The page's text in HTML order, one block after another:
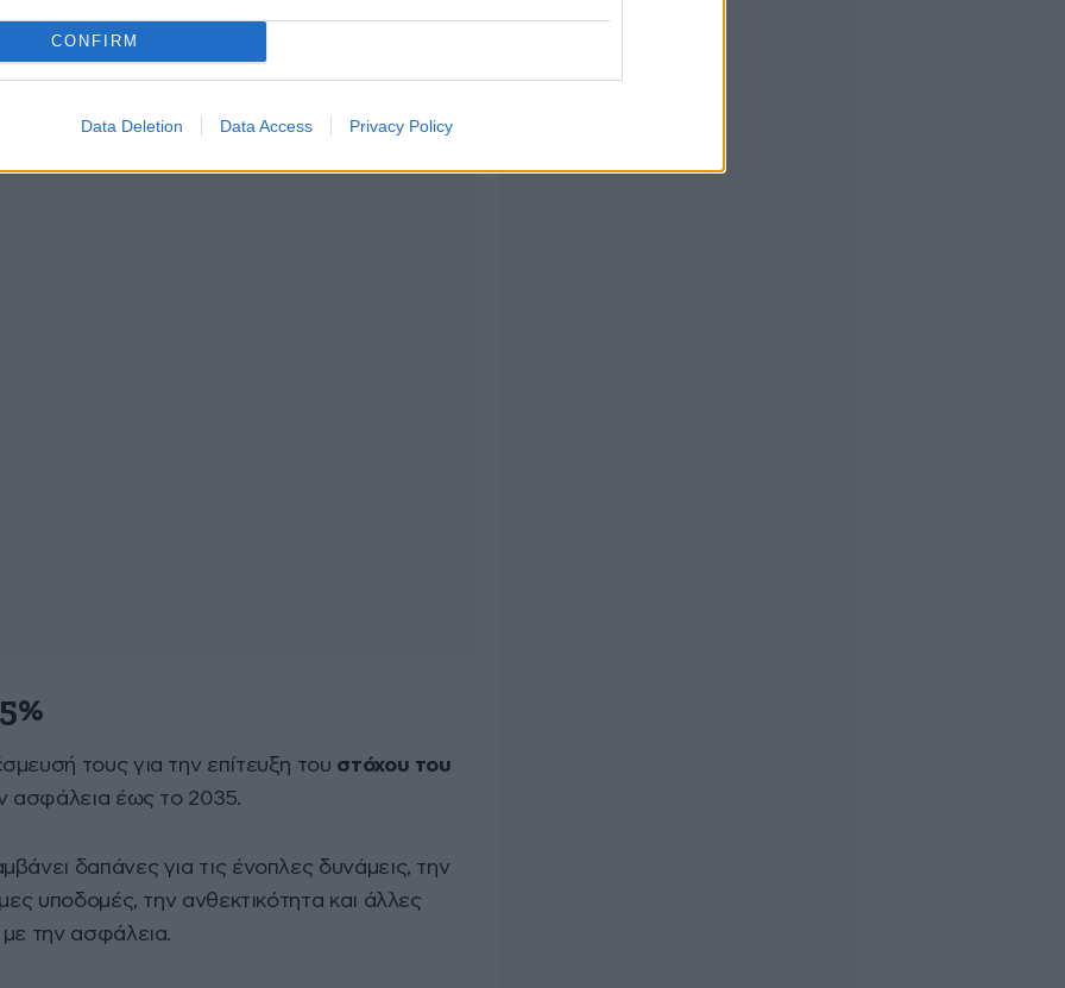
CONFIRM
Data Deletion Data Access Privacy Policy
τους για την επίτευξη του στόχου του
ασφάλεια έως το 2035.
δαπάνες για τις ένοπλες δυνάμεις, την
υποδομές, την ανθεκτικότητα και άλλες
με την ασφάλεια.